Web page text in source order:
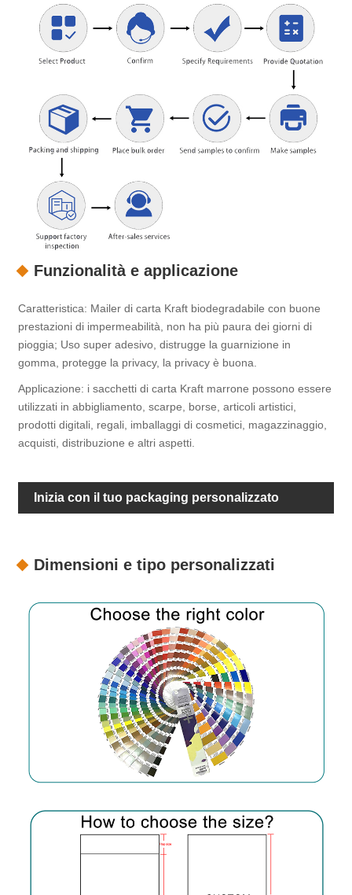
Funzionalità e applicazione
Caratteristica: Mailer di carta Kraft biodegradabile con buone
prestazioni di impermeabilità, non ha più paura dei giorni di
pioggia; Uso super adesivo, distrugge la guarnizione in
gomma, protegge la privacy, la privacy è buona.
Applicazione: i sacchetti di carta Kraft marrone possono essere
utilizzati in abbigliamento, scarpe, borse, articoli artistici,
prodotti digitali, regali, imballaggi di cosmetici, magazzinaggio,
acquisti, distribuzione e altri aspetti.
Inizia con il tuo packaging personalizzato
Dimensioni e tipo personalizzati